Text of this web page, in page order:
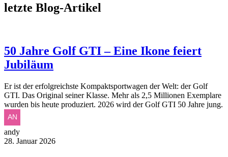
letzte Blog-Artikel
50 Jahre Golf GTI – Eine Ikone feiert
Jubiläum
Er ist der erfolgreichste Kompaktsportwagen der Welt: der Golf
GTI. Das Original seiner Klasse. Mehr als 2,5 Millionen Exemplare
wurden bis heute produziert. 2026 wird der Golf GTI 50 Jahre jung.
andy
28. Januar 2026